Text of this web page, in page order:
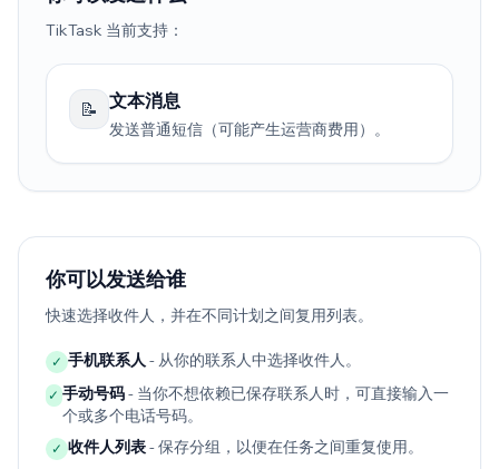
TikTask 当前支持：
📝 文本消息
发送普通短信（可能产生运营商费用）。
你可以发送给谁
快速选择收件人，并在不同计划之间复用列表。
✓ 手机联系人 - 从你的联系人中选择收件人。
✓ 手动号码- 当你不想依赖已保存联系人时，可直接输入一
个或多个电话号码。
✓ 收件人列表- 保存分组，以便在任务之间重复使用。